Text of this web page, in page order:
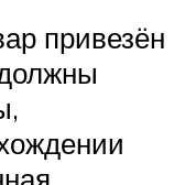
привезён